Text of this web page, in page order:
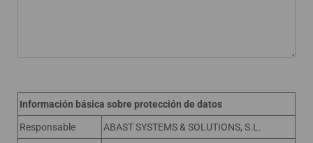
Información básica sobre protección de datos
Responsable ABAST SYSTEMS & SOLUTIONS, S.L.